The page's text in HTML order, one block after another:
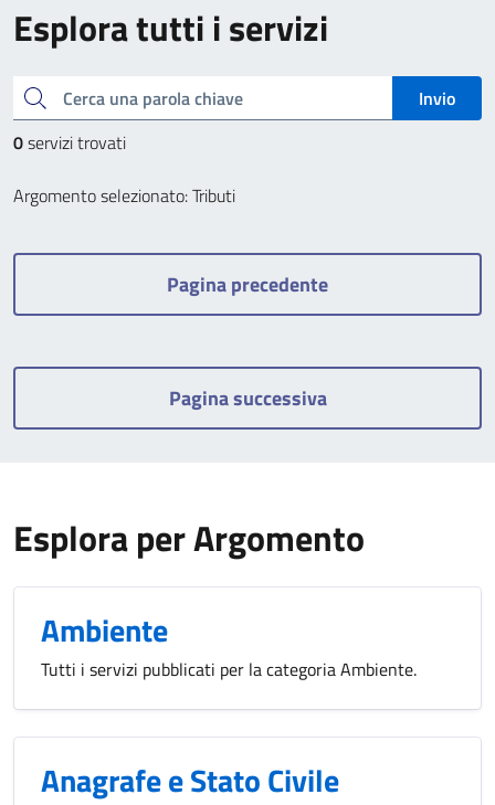
Esplora tutti i servizi
Cerca una parola chiave
Invio
0servizi trovati
Argomento selezionato: Tributi
Pagina precedente
Pagina successiva
Esplora per Argomento
Ambiente
Tutti i servizi pubblicati per la categoria Ambiente.
Anagrafe e Stato Civile